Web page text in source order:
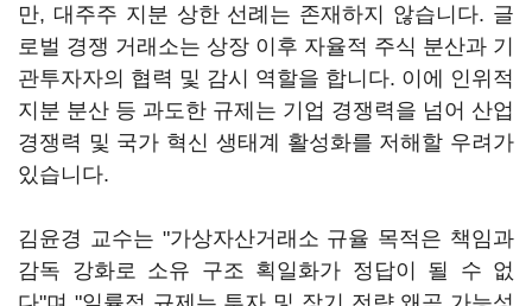
만, 대주주 지분 상한 선례는 존재하지 않습니다. 글
로벌 경쟁 거래소는 상장 이후 자율적 주식 분산과 기
관투자자의 협력 및 감시 역할을 합니다. 이에 인위적
지분 분산 등 과도한 규제는 기업 경쟁력을 넘어 산업
경쟁력 및 국가 혁신 생태계 활성화를 저해할 우려가
있습니다.
김윤경 교수는 "가상자산거래소 규율 목적은 책임과
감독 강화로 소유 구조 획일화가 정답이 될 수 없